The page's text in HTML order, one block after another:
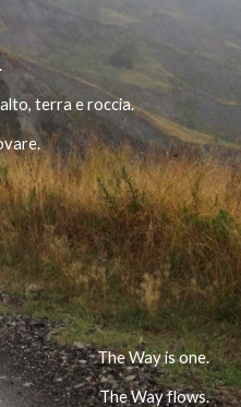
terra e roccia.
The Way is one.
The Way flows.